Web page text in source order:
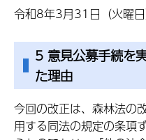
令和8年3月31日（火曜日
5 意見公募手続を
た理由
今回の改正は、森林法の
用する同法の規定の条項